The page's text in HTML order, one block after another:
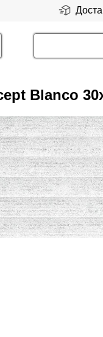
Blanco